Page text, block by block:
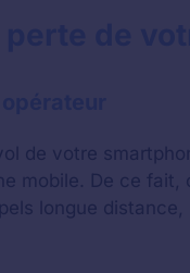
de votre
mobile. De ce
longue